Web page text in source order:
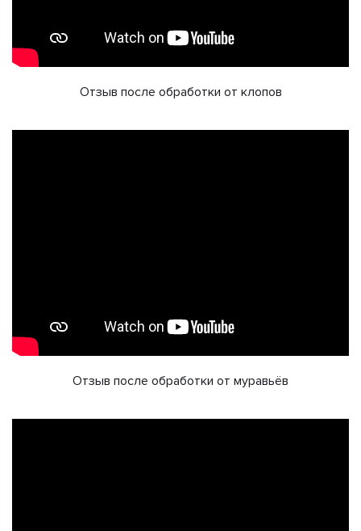
Отзыв после обработки от клопов
Отзыв после обработки от муравьёв